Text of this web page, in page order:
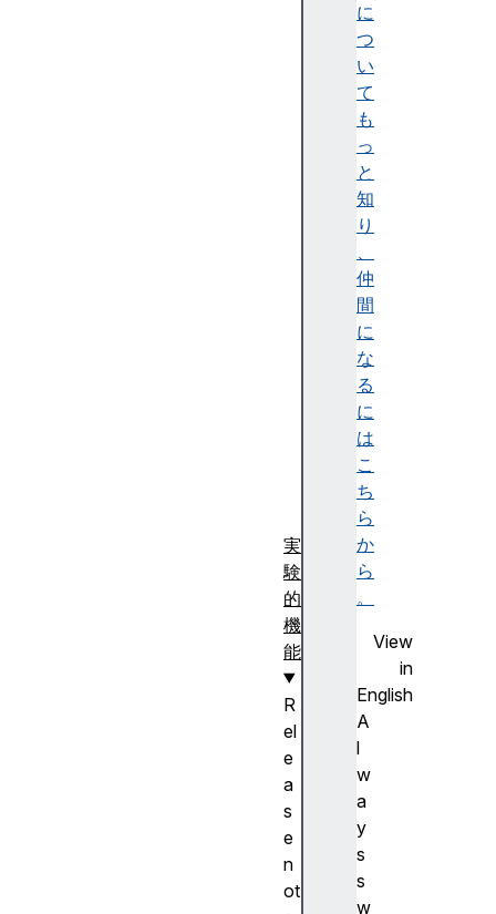
に
つ
い
て
も
っ
と
知
り
、
仲
間
に
な
る
に
は
こ
ち
ら
か
ら
。
View
in
English
A
l
w
a
y
s
s
w
実
験
的
機
能
R
el
e
a
s
e
n
ot